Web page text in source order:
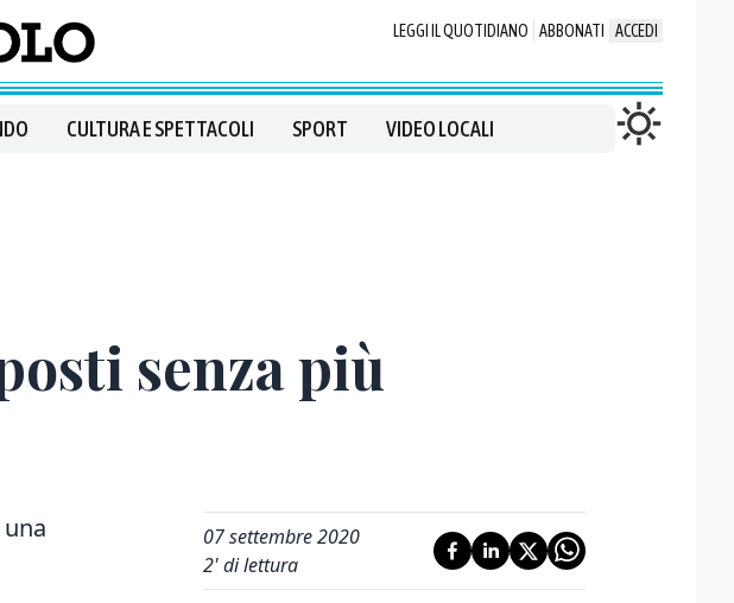
LEGGI IL QUOTIDIANO ABBONATI ACCEDI
CULTURA E SPETTACOLI SPORT VIDEO LOCALI
senza più
07 settembre 2020
2' di lettura